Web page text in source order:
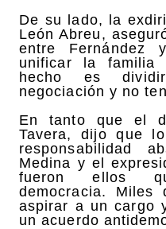
De su lado, la
León Abreu,
entre Fernández
unificar la familia
hecho es
negociación y no
En tanto que el
Tavera, dijo que
responsabilidad
Medina y el
fueron ellos
democracia. Miles
aspirar a un cargo
un acuerdo